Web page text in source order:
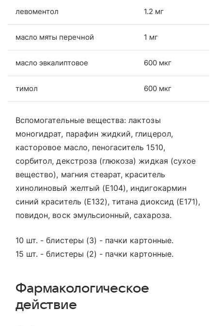
левоментол 1.2 мг
масло мяты перечной 1 мг
масло эвкалиптовое 600 мкг
тимол 600 мкг
Вспомогательные вещества: лактозы
моногидрат, парафин жидкий, глицерол,
касторовое масло, пеногаситель 1510,
сорбитол, декстроза (глюкоза) жидкая (сухое
вещество), магния стеарат, краситель
хинолиновый желтый (Е104), индигокармин
синий краситель (E132), титана диоксид (Е171),
повидон, воск эмульсионный, сахароза.
10 шт. - блистеры (3) - пачки картонные.
15 шт. - блистеры (2) - пачки картонные.
Фармакологическое
действие